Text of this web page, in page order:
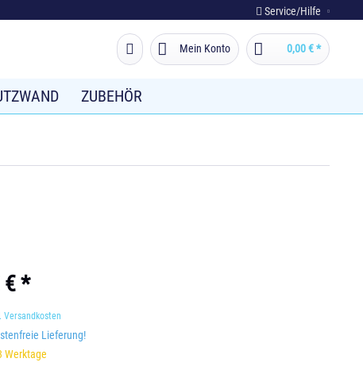
Service/Hilfe
Mein Konto 0,00 € *
ZUBEHÖR
€ *
Versandkosten
Lieferung!
Werktage